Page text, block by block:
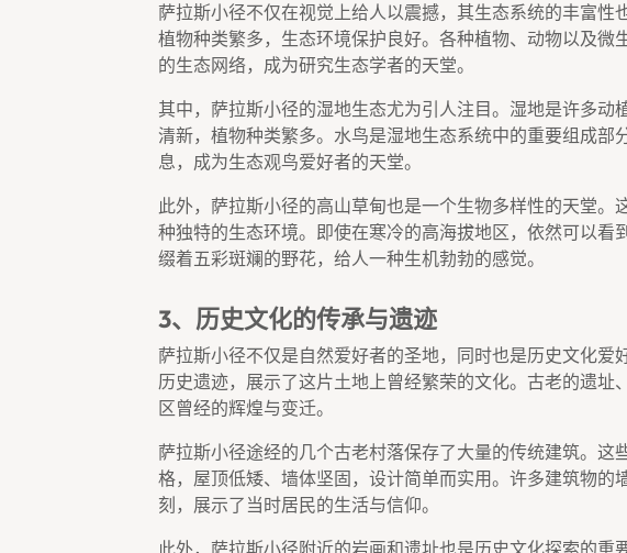
萨拉斯小径不仅在视觉上给人以震撼，其生态系统的丰富性
植物种类繁多，生态环境保护良好。各种植物、动物以及微
的生态网络，成为研究生态学者的天堂。
其中，萨拉斯小径的湿地生态尤为引人注目。湿地是许多动
清新，植物种类繁多。水鸟是湿地生态系统中的重要组成部
息，成为生态观鸟爱好者的天堂。
此外，萨拉斯小径的高山草甸也是一个生物多样性的天堂。
种独特的生态环境。即使在寒冷的高海拔地区，依然可以看
缀着五彩斑斓的野花，给人一种生机勃勃的感觉。
3、历史文化的传承与遗迹
萨拉斯小径不仅是自然爱好者的圣地，同时也是历史文化爱
历史遗迹，展示了这片土地上曾经繁荣的文化。古老的遗址
区曾经的辉煌与变迁。
萨拉斯小径途经的几个古老村落保存了大量的传统建筑。这
格，屋顶低矮、墙体坚固，设计简单而实用。许多建筑物的
刻，展示了当时居民的生活与信仰。
此外，萨拉斯小径附近的岩画和遗址也是历史文化探索的重